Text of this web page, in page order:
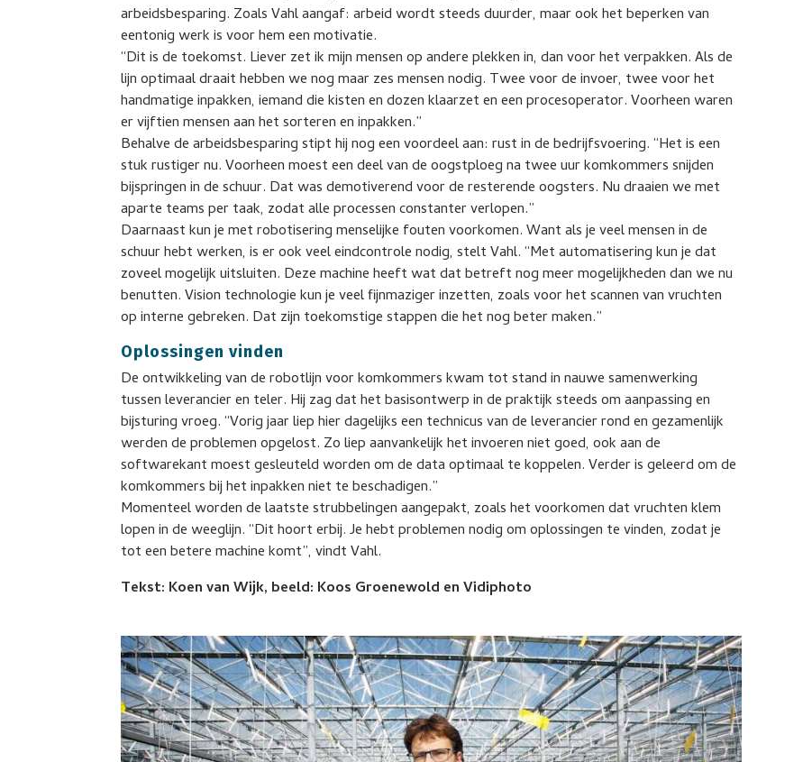
arbeidsbesparing. Zoals Vahl aangaf: arbeid wordt steeds duurder, maar ook het beperken van
eentonig werk is voor hem een motivatie.
“Dit is de toekomst. Liever zet ik mijn mensen op andere plekken in, dan voor het verpakken. Als de
lijn optimaal draait hebben we nog maar zes mensen nodig. Twee voor de invoer, twee voor het
handmatige inpakken, iemand die kisten en dozen klaarzet en een procesoperator. Voorheen waren
er vijftien mensen aan het sorteren en inpakken.”
Behalve de arbeidsbesparing stipt hij nog een voordeel aan: rust in de bedrijfsvoering. “Het is een
stuk rustiger nu. Voorheen moest een deel van de oogstploeg na twee uur komkommers snijden
bijspringen in de schuur. Dat was demotiverend voor de resterende oogsters. Nu draaien we met
aparte teams per taak, zodat alle processen constanter verlopen.”
Daarnaast kun je met robotisering menselijke fouten voorkomen. Want als je veel mensen in de
schuur hebt werken, is er ook veel eindcontrole nodig, stelt Vahl. “Met automatisering kun je dat
zoveel mogelijk uitsluiten. Deze machine heeft wat dat betreft nog meer mogelijkheden dan we nu
benutten. Vision technologie kun je veel fijnmaziger inzetten, zoals voor het scannen van vruchten
op interne gebreken. Dat zijn toekomstige stappen die het nog beter maken.”
Oplossingen vinden
De ontwikkeling van de robotlijn voor komkommers kwam tot stand in nauwe samenwerking
tussen leverancier en teler. Hij zag dat het basisontwerp in de praktijk steeds om aanpassing en
bijsturing vroeg. “Vorig jaar liep hier dagelijks een technicus van de leverancier rond en gezamenlijk
werden de problemen opgelost. Zo liep aanvankelijk het invoeren niet goed, ook aan de
softwarekant moest gesleuteld worden om de data optimaal te koppelen. Verder is geleerd om de
komkommers bij het inpakken niet te beschadigen.”
Momenteel worden de laatste strubbelingen aangepakt, zoals het voorkomen dat vruchten klem
lopen in de weeglijn. “Dit hoort erbij. Je hebt problemen nodig om oplossingen te vinden, zodat je
tot een betere machine komt”, vindt Vahl.
Tekst: Koen van Wijk, beeld: Koos Groenewold en Vidiphoto